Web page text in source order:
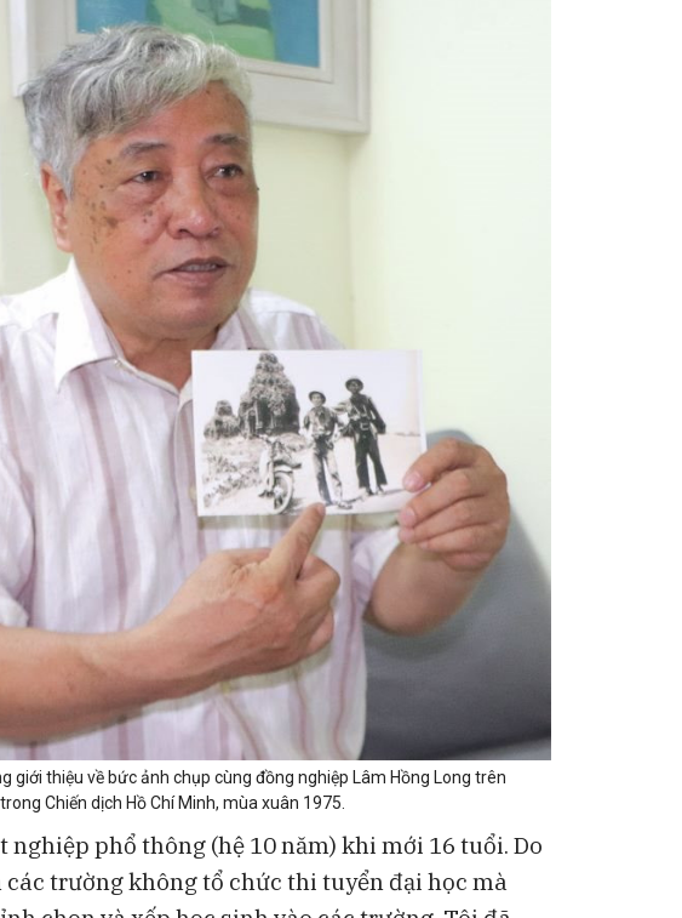
giới thiệu về bức ảnh chụp cùng đồng nghiệp Lâm Hồng Long trên
Chiến dịch Hồ Chí Minh, mùa xuân 1975.
nghiệp phổ thông (hệ 10 năm) khi mới 16 tuổi. Do
trường không tổ chức thi tuyển đại học mà